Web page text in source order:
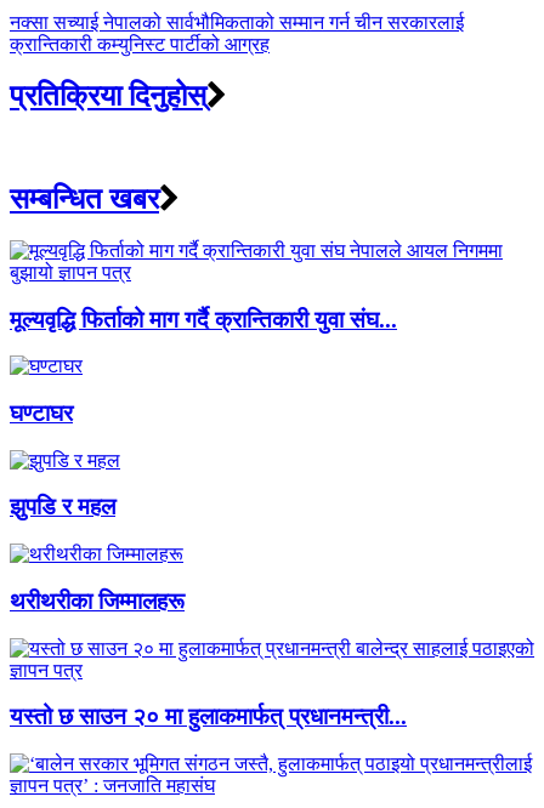
नक्सा सच्याई नेपालको सार्वभौमिकताको सम्मान गर्न चीन सरकारलाई
क्रान्तिकारी कम्युनिस्ट पार्टीको आग्रह
प्रतिक्रिया दिनुहोस्
सम्बन्धित खबर
मूल्यवृद्धि फिर्ताको माग गर्दै क्रान्तिकारी युवा संघ...
घण्टाघर
झुपडि र महल
थरीथरीका जिम्मालहरू
यस्तो छ साउन २० मा हुलाकमार्फत् प्रधानमन्त्री...